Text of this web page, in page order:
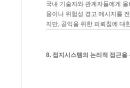
국내 기술자와 관계자들에게
용이나 위험성 경고 메시지를
지만, 공익을 위한 피뢰침에 대
8. 접지시스템의 논리적 접근을